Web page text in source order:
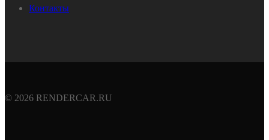
Контакты
© 2026 RENDERCAR.RU